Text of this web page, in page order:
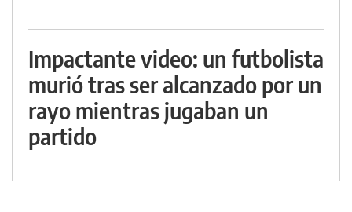
Impactante video: un futbolista
murió tras ser alcanzado por un
rayo mientras jugaban un
partido